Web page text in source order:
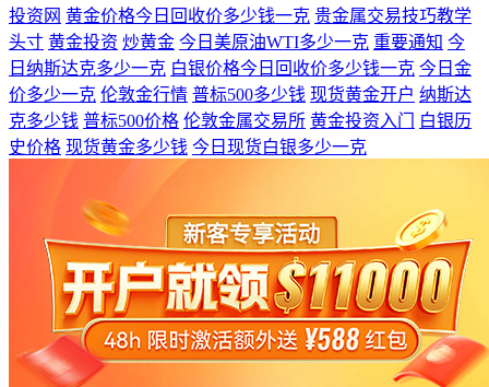
投资网 黄金价格今日回收价多少钱一克 贵金属交易技巧教学
头寸 黄金投资 炒黄金 今日美原油WTI多少一克 重要通知 今
日纳斯达克多少一克 白银价格今日回收价多少钱一克 今日金
价多少一克 伦敦金行情 普标500多少钱 现货黄金开户 纳斯达
克多少钱 普标500价格 伦敦金属交易所 黄金投资入门
白银历
史价格 现货黄金多少钱 今日现货白银多少一克